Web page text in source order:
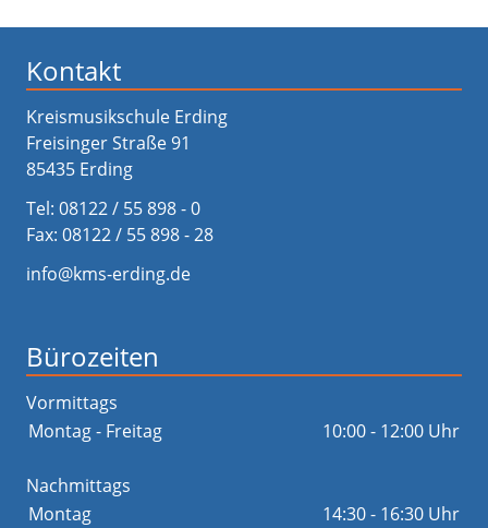
Kontakt
Kreismusikschule Erding
Freisinger Straße 91
85435 Erding
Tel: 08122 / 55 898 - 0
Fax: 08122 / 55 898 - 28
info@kms-erding.de
Bürozeiten
Vormittags
Montag - Freitag
10:00 - 12:00 Uhr
Nachmittags
Montag
14:30 - 16:30 Uhr